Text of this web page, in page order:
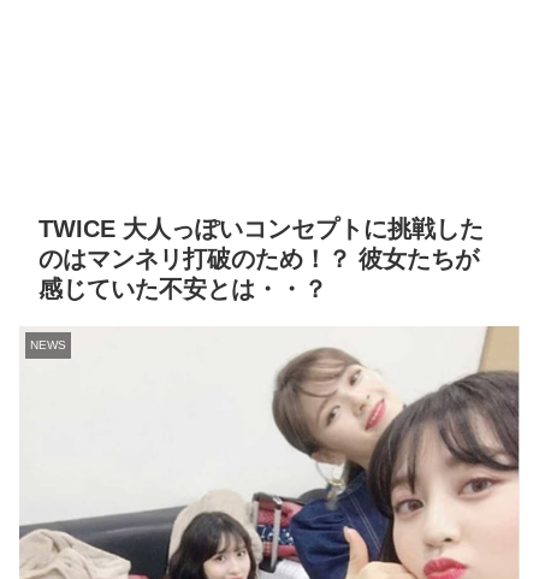
TWICE 大人っぽいコンセプトに挑戦した
のはマンネリ打破のため！？ 彼女たちが
感じていた不安とは・・？
NEWS